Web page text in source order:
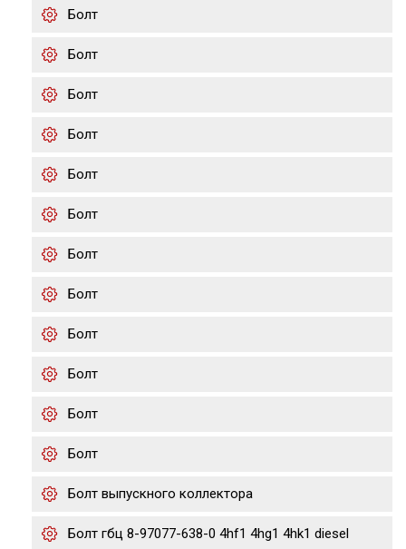
Болт
Болт
Болт
Болт
Болт
Болт
Болт
Болт
Болт
Болт
Болт
Болт
Болт выпускного коллектора
Болт гбц 8-97077-638-0 4hf1 4hg1 4hk1 diesel